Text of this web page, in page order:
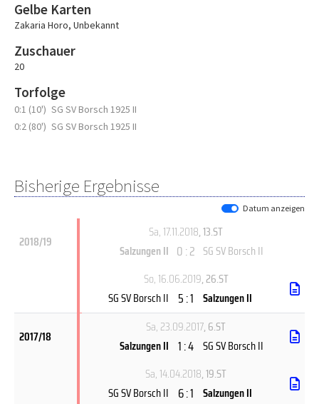
Gelbe Karten
Zakaria Horo, Unbekannt
Zuschauer
20
Torfolge
0:1 (10') SG SV Borsch 1925 II
0:2 (80') SG SV Borsch 1925 II
Bisherige Ergebnisse
Datum anzeigen
2018/19
Sa, 17.11.2018, 13.ST
Salzungen II 0 : 2 SG SV Borsch II
So, 16.06.2019, 26.ST
SG SV Borsch II 5 : 1 Salzungen II
2017/18
Sa, 23.09.2017, 6.ST
Salzungen II 1 : 4 SG SV Borsch II
Sa, 14.04.2018, 19.ST
SG SV Borsch II 6 : 1 Salzungen II